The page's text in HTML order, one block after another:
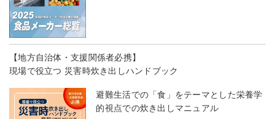
【地方自治体・支援関係者必携】
現場で役立つ 災害時炊き出しハンドブック
避難生活での「食」をテーマとした栄養学
的視点での炊き出しマニュアル